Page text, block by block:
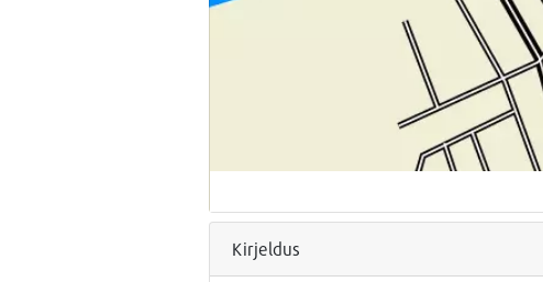
Kirjeldus